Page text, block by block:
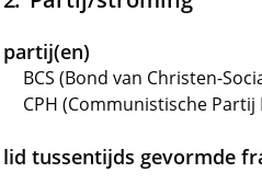
partij(en)
BCS (Bond van Christen-
CPH (Communistische
lid tussentijds gevormde